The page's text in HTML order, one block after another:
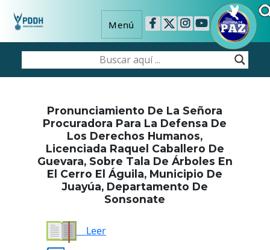
Menú
Pronunciamiento De La Señora
Procuradora Para La Defensa De
Los Derechos Humanos,
Licenciada Raquel Caballero De
Guevara, Sobre Tala De Árboles En
El Cerro El Águila, Municipio De
Juayúa, Departamento De
Sonsonate
Leer